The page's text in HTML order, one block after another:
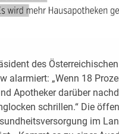
des
alarmiert: „Wenn 18
Apotheker darüber
schrillen.“ Die
im